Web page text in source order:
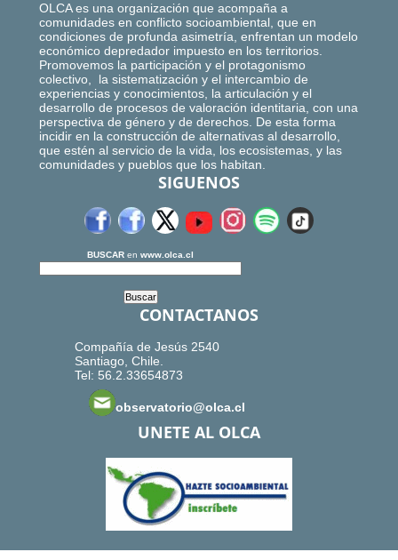
OLCA es una organización que acompaña a
comunidades en conflicto socioambiental, que en
condiciones de profunda asimetría, enfrentan un modelo
económico depredador impuesto en los territorios.
Promovemos la participación y el protagonismo
colectivo, la sistematización y el intercambio de
experiencias y conocimientos, la articulación y el
desarrollo de procesos de valoración identitaria, con una
perspectiva de género y de derechos. De esta forma
incidir en la construcción de alternativas al desarrollo,
que estén al servicio de la vida, los ecosistemas, y las
comunidades y pueblos que los habitan.
SIGUENOS
BUSCAR en www.olca.cl
CONTACTANOS
Compañía de Jesús 2540
Santiago, Chile.
Tel: 56.2.33654873
observatorio@olca.cl
UNETE AL OLCA